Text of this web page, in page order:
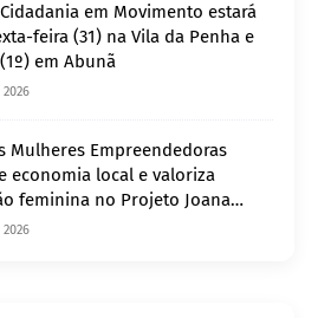
em Movimento estará
feira (31) na Vila da Penha e
em Abunã
2026
Mulheres Empreendedoras
economia local e valoriza
feminina no Projeto Joana
2026